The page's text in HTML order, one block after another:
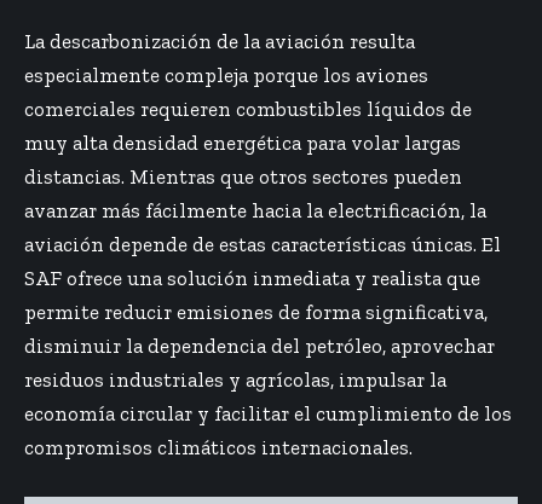
La descarbonización de la aviación resulta
especialmente compleja porque los aviones
comerciales requieren combustibles líquidos de
muy alta densidad energética para volar largas
distancias. Mientras que otros sectores pueden
avanzar más fácilmente hacia la electrificación, la
aviación depende de estas características únicas. El
SAF ofrece una solución inmediata y realista que
permite reducir emisiones de forma significativa,
disminuir la dependencia del petróleo, aprovechar
residuos industriales y agrícolas, impulsar la
economía circular y facilitar el cumplimiento de los
compromisos climáticos internacionales.